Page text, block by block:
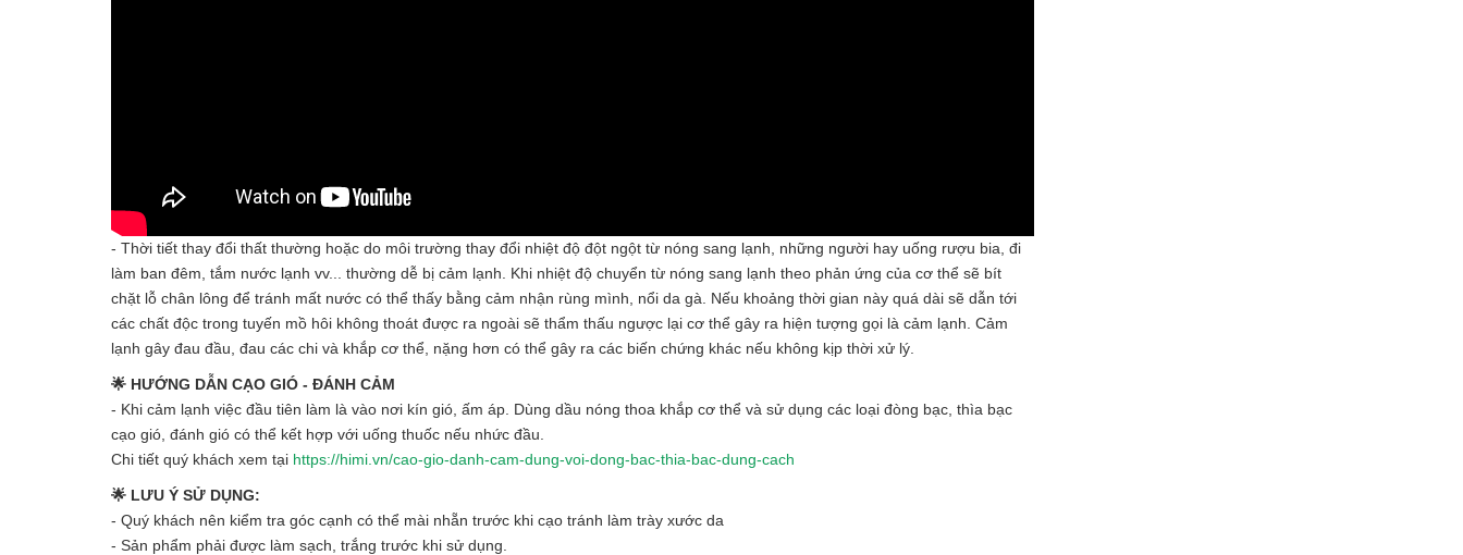
- Thời tiết thay đổi thất thường hoặc do môi trường thay đổi nhiệt độ đột ngột từ nóng sang lạnh, những người hay uống rượu bia, đi
làm ban đêm, tắm nước lạnh vv... thường dễ bị cảm lạnh. Khi nhiệt độ chuyển từ nóng sang lạnh theo phản ứng của cơ thể sẽ bít
chặt lỗ chân lông để tránh mất nước có thể thấy bằng cảm nhận rùng mình, nổi da gà. Nếu khoảng thời gian này quá dài sẽ dẫn tới
các chất độc trong tuyến mồ hôi không thoát được ra ngoài sẽ thẩm thấu ngược lại cơ thể gây ra hiện tượng gọi là cảm lạnh. Cảm
lạnh gây đau đầu, đau các chi và khắp cơ thể, nặng hơn có thể gây ra các biến chứng khác nếu không kịp thời xử lý.
🌟 HƯỚNG DẪN CẠO GIÓ - ĐÁNH CẢM
- Khi cảm lạnh việc đầu tiên làm là vào nơi kín gió, ấm áp. Dùng dầu nóng thoa khắp cơ thể và sử dụng các loại đòng bạc, thìa bạc
cạo gió, đánh gió có thể kết hợp với uống thuốc nếu nhức đầu.
Chi tiết quý khách xem tại https://himi.vn/cao-gio-danh-cam-dung-voi-dong-bac-thia-bac-dung-cach
🌟 LƯU Ý SỬ DỤNG:
- Quý khách nên kiểm tra góc cạnh có thể mài nhẵn trước khi cạo tránh làm trày xước da
- Sản phẩm phải được làm sạch, trắng trước khi sử dụng.